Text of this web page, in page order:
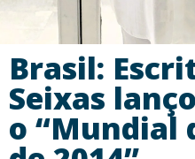
Brasil:
Seixas
o “Mundial